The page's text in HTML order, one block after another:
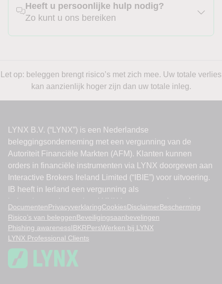
Heeft u persoonlijke hulp nodig?
Zo kunt u ons bereiken
Let op: beleggen brengt risico’s met zich mee. Uw totale verlies
kan aanzienlijk hoger zijn dan uw totale inleg.
DocumentenPrivacyverklaringCookiesDisclaimerBescherming
Risico’s van beleggenBeveiligingsaanbevelingen
Phishing awarenessIBKRPersWerken bij LYNX
LYNX Professional Clients